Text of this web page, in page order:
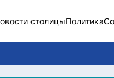
столицыПолитика